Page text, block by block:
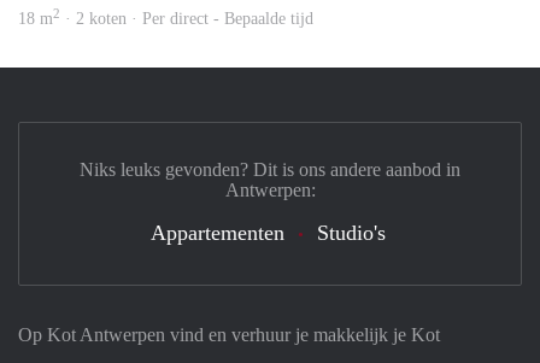
18 m2 · 2 koten · Per direct - Bepaalde tijd
Op Kot Antwerpen vind en verhuur je makkelijk je Kot
Niks leuks gevonden? Dit is ons andere aanbod in
Antwerpen:
Appartementen Studio's